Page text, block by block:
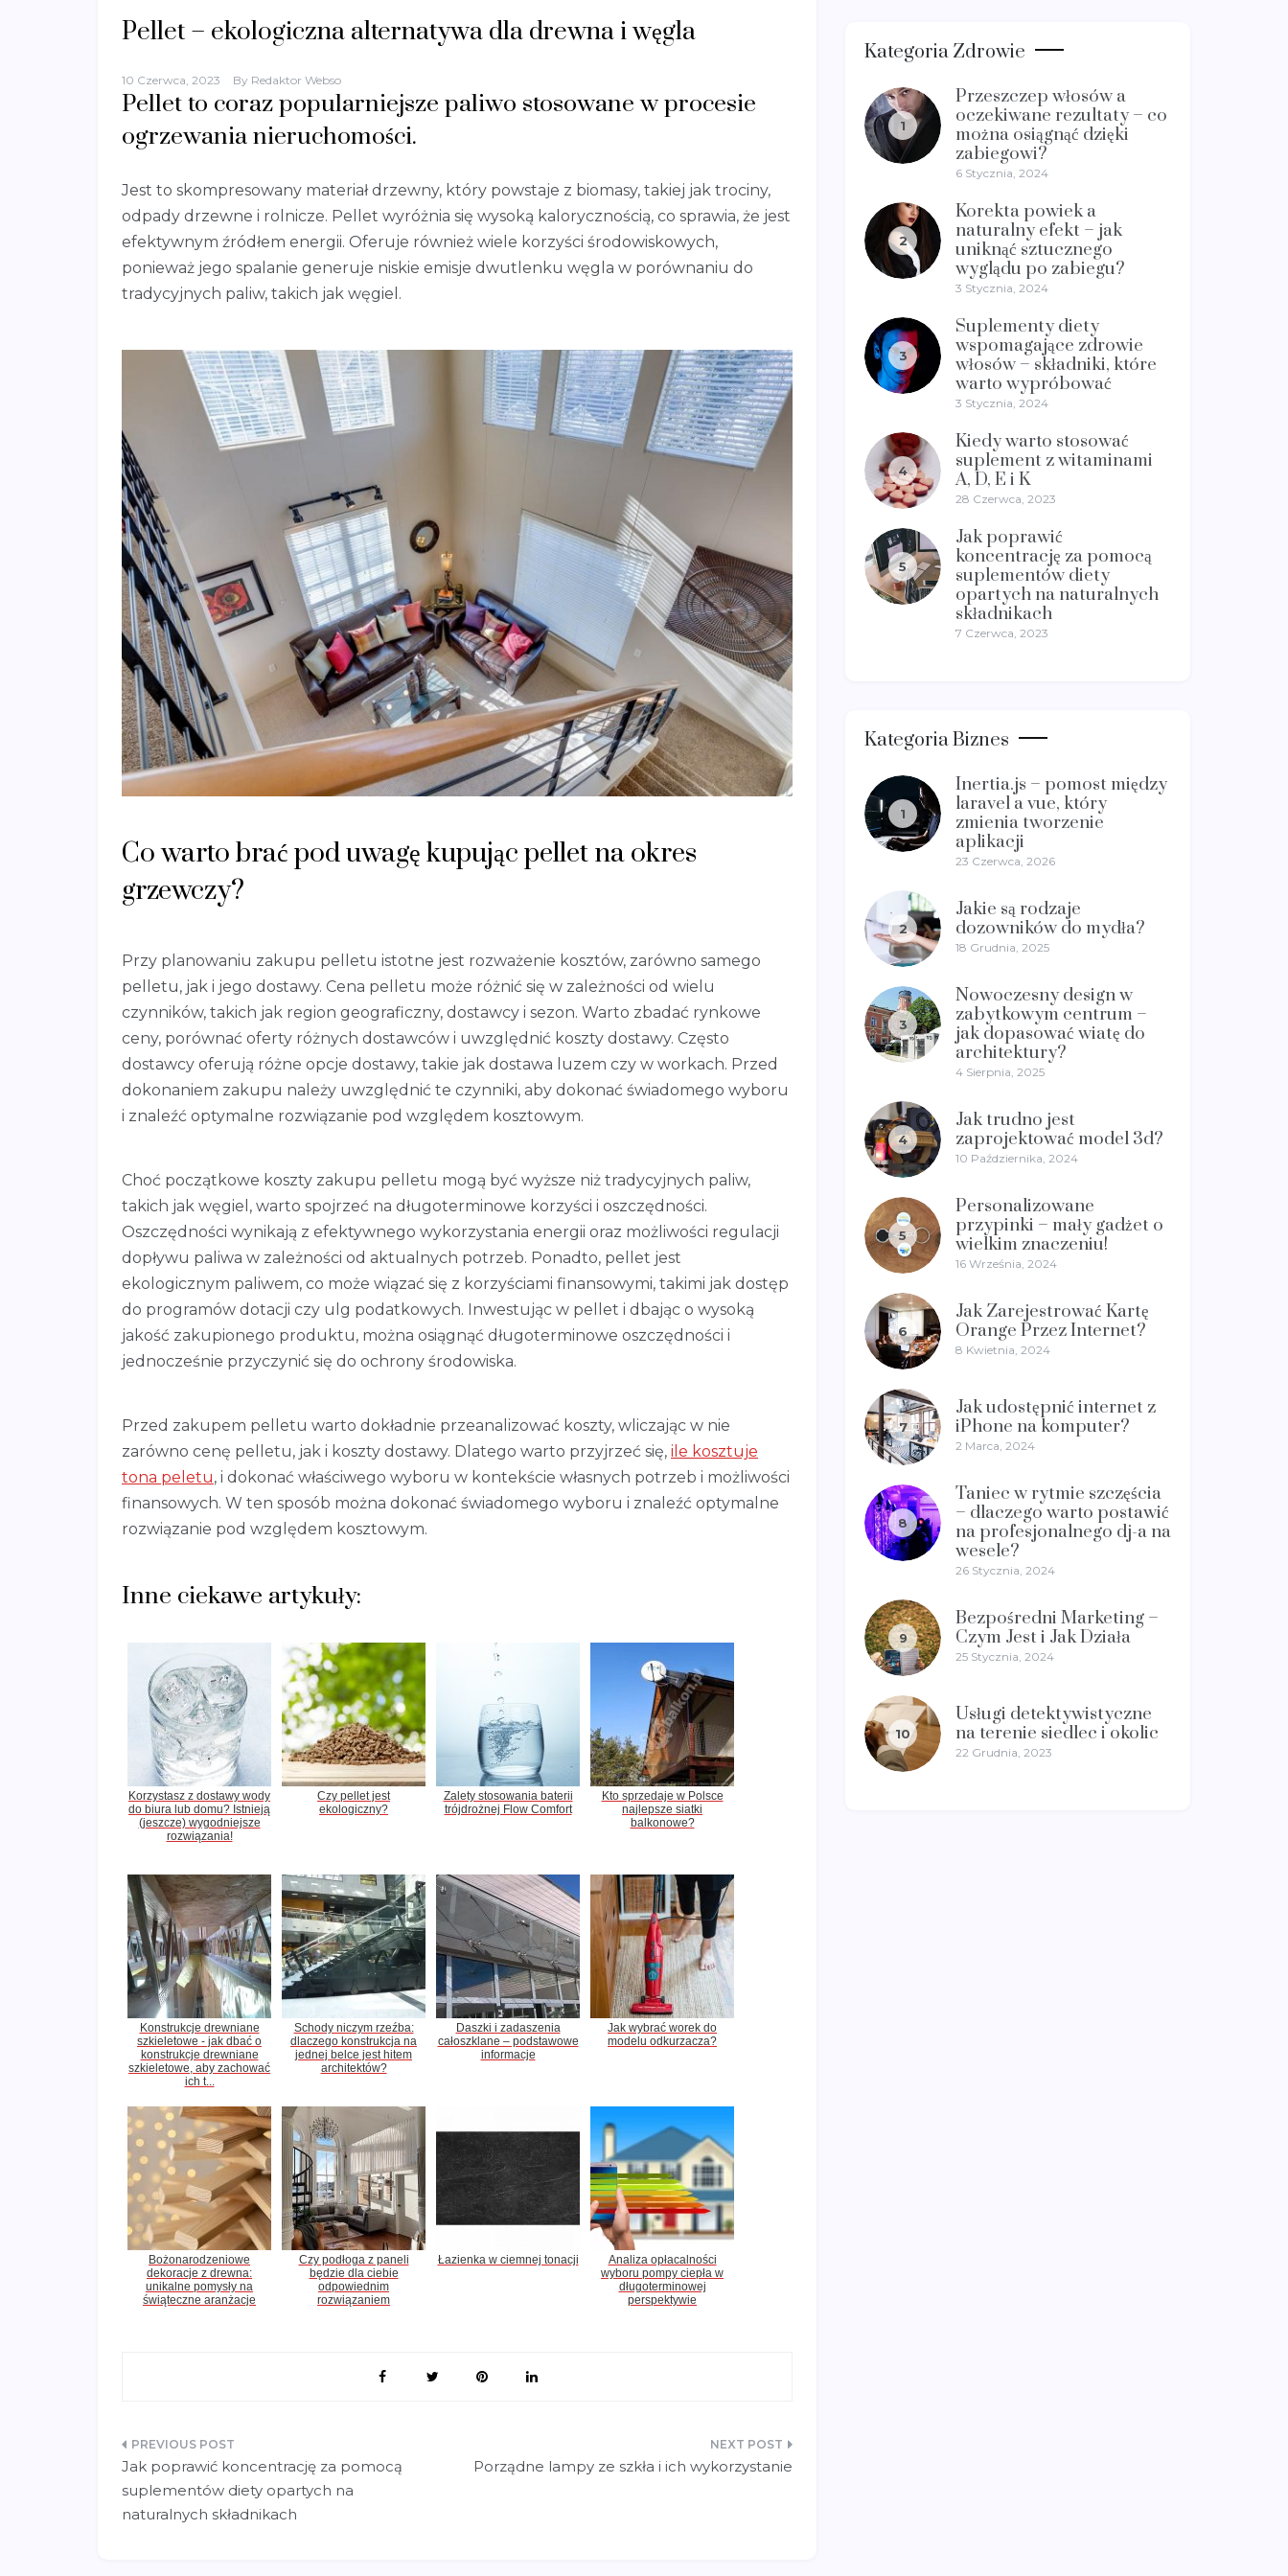
Pellet – ekologiczna alternatywa dla drewna i węgla
10 Czerwca, 2023 By Redaktor Webso
Pellet to coraz popularniejsze paliwo stosowane w procesie
ogrzewania nieruchomości.
Jest to skompresowany materiał drzewny, który powstaje z biomasy, takiej jak trociny,
odpady drzewne i rolnicze. Pellet wyróżnia się wysoką kalorycznością, co sprawia, że jest
efektywnym źródłem energii. Oferuje również wiele korzyści środowiskowych,
ponieważ jego spalanie generuje niskie emisje dwutlenku węgla w porównaniu do
tradycyjnych paliw, takich jak węgiel.
Co warto brać pod uwagę kupując pellet na okres
grzewczy?
Przy planowaniu zakupu pelletu istotne jest rozważenie kosztów, zarówno samego
pelletu, jak i jego dostawy. Cena pelletu może różnić się w zależności od wielu
czynników, takich jak region geograficzny, dostawcy i sezon. Warto zbadać rynkowe
ceny, porównać oferty różnych dostawców i uwzględnić koszty dostawy. Często
dostawcy oferują różne opcje dostawy, takie jak dostawa luzem czy w workach. Przed
dokonaniem zakupu należy uwzględnić te czynniki, aby dokonać świadomego wyboru
i znaleźć optymalne rozwiązanie pod względem kosztowym.
Choć początkowe koszty zakupu pelletu mogą być wyższe niż tradycyjnych paliw,
takich jak węgiel, warto spojrzeć na długoterminowe korzyści i oszczędności.
Oszczędności wynikają z efektywnego wykorzystania energii oraz możliwości regulacji
dopływu paliwa w zależności od aktualnych potrzeb. Ponadto, pellet jest
ekologicznym paliwem, co może wiązać się z korzyściami finansowymi, takimi jak dostęp
do programów dotacji czy ulg podatkowych. Inwestując w pellet i dbając o wysoką
jakość zakupionego produktu, można osiągnąć długoterminowe oszczędności i
jednocześnie przyczynić się do ochrony środowiska.
Przed zakupem pelletu warto dokładnie przeanalizować koszty, wliczając w nie
zarówno cenę pelletu, jak i koszty dostawy. Dlatego warto przyjrzeć się, ile kosztuje
tona peletu, i dokonać właściwego wyboru w kontekście własnych potrzeb i możliwości
finansowych. W ten sposób można dokonać świadomego wyboru i znaleźć optymalne
rozwiązanie pod względem kosztowym.
Inne ciekawe artykuły:
Korzystasz z dostawy wody
do biura lub domu? Istnieją
(jeszcze) wygodniejsze
rozwiązania!
Czy pellet jest
ekologiczny?
Zalety stosowania baterii
trójdrożnej Flow Comfort
Kto sprzedaje w Polsce
najlepsze siatki
balkonowe?
Konstrukcje drewniane
szkieletowe - jak dbać o
konstrukcje drewniane
szkieletowe, aby zachować
ich t...
Schody niczym rzeźba:
dlaczego konstrukcja na
jednej belce jest hitem
architektów?
Daszki i zadaszenia
całoszklane – podstawowe
informacje
Jak wybrać worek do
modelu odkurzacza?
Bożonarodzeniowe
dekoracje z drewna:
unikalne pomysły na
świąteczne aranżacje
Czy podłoga z paneli
będzie dla ciebie
odpowiednim
rozwiązaniem
Łazienka w ciemnej tonacji
Analiza opłacalności
wyboru pompy ciepła w
długoterminowej
perspektywie
Nawigacja
wpisu
Jak poprawić koncentrację za pomocą
suplementów diety opartych na
naturalnych składnikach
Porządne lampy ze szkła i ich wykorzystanie
Kategoria Zdrowie
1
Przeszczep włosów a
oczekiwane rezultaty – co
można osiągnąć dzięki
zabiegowi?
6 Stycznia, 2024
2
Korekta powiek a
naturalny efekt – jak
uniknąć sztucznego
wyglądu po zabiegu?
3 Stycznia, 2024
3
Suplementy diety
wspomagające zdrowie
włosów – składniki, które
warto wypróbować
3 Stycznia, 2024
4
Kiedy warto stosować
suplement z witaminami
A, D, E i K
28 Czerwca, 2023
5
Jak poprawić
koncentrację za pomocą
suplementów diety
opartych na naturalnych
składnikach
7 Czerwca, 2023
Kategoria Biznes
1
Inertia.js – pomost między
laravel a vue, który
zmienia tworzenie
aplikacji
23 Czerwca, 2026
2
Jakie są rodzaje
dozowników do mydła?
18 Grudnia, 2025
3
Nowoczesny design w
zabytkowym centrum –
jak dopasować wiatę do
architektury?
4 Sierpnia, 2025
4
Jak trudno jest
zaprojektować model 3d?
10 Października, 2024
5
Personalizowane
przypinki – mały gadżet o
wielkim znaczeniu!
16 Września, 2024
6
Jak Zarejestrować Kartę
Orange Przez Internet?
8 Kwietnia, 2024
7
Jak udostępnić internet z
iPhone na komputer?
2 Marca, 2024
8
Taniec w rytmie szczęścia
– dlaczego warto postawić
na profesjonalnego dj-a na
wesele?
26 Stycznia, 2024
9
Bezpośredni Marketing –
Czym Jest i Jak Działa
25 Stycznia, 2024
10
Usługi detektywistyczne
na terenie siedlec i okolic
22 Grudnia, 2023